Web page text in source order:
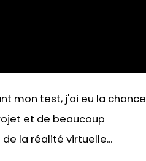
mon test, j'ai eu la chance
et de beaucoup
la réalité virtuelle...